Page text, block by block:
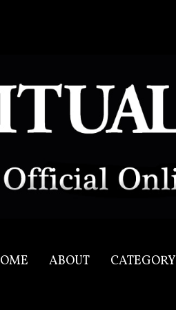
ABOUT CATEGORY